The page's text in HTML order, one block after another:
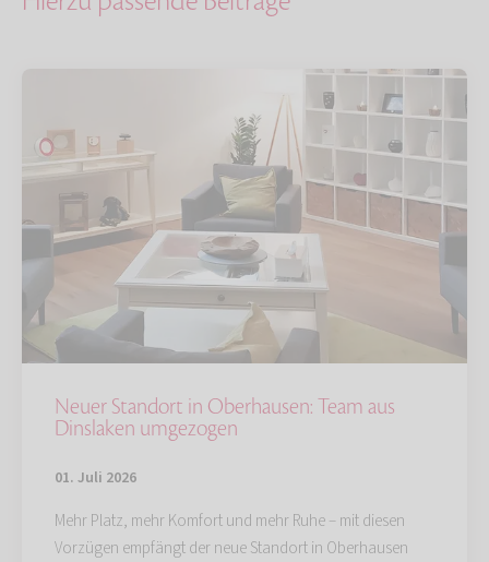
Neuer Standort in Oberhausen: Team aus
Dinslaken umgezogen
01. Juli 2026
Mehr Platz, mehr Komfort und mehr Ruhe – mit diesen
Vorzügen empfängt der neue Standort in Oberhausen